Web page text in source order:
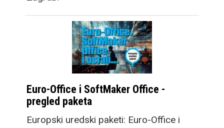
Euro-Office i SoftMaker Office -
pregled paketa
Europski uredski paketi: Euro-Office i